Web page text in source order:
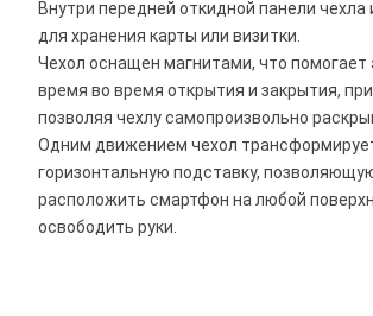
Внутри передней откидной панели чехла
для хранения карты или визитки.
Чехол оснащен магнитами, что помогает
время во время открытия и закрытия,
позволяя чехлу самопроизвольно
Одним движением чехол
горизонтальную подставку,
расположить смартфон на любой
освободить руки.